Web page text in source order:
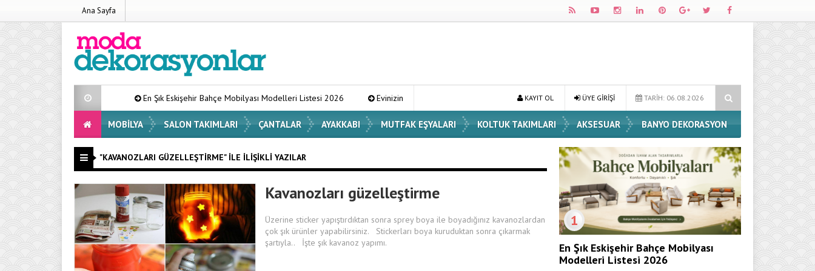
Ana Sayfa
En Şık Eskişehir Bahçe Mobilyası Modelleri Listesi 2026 Evinizin Atmosferini Değiştirecek En Şık Vazo Modelleri ve Dekorasyon Fikirleri Dossha, Sorumlu Üretim ve Performansı Aynı
TARİH: 06.08.2026
ÜYE GİRİŞİ
KAYIT OL
MOBILYA SALON TAKIMLARI ÇANTALAR AYAKKABI MUTFAK EŞYALARI KOLTUK TAKIMLARI AKSESUAR BANYO DEKORASYON
"KAVANOZLARI GÜZELLEŞTIRME" ILE İLIŞIKLI YAZILAR
Kavanozları güzelleştirme
Üzerine sticker yapıştırdıktan sonra sprey boya ile boyadığınız kavanozlardan
çok şık ürünler yapabilirsiniz. Stickerları boya kuruduktan sonra çıkarmak
şartıyla.. İşte şık kavanoz yapımı.
1
En Şık Eskişehir Bahçe Mobilyası
Modelleri Listesi 2026